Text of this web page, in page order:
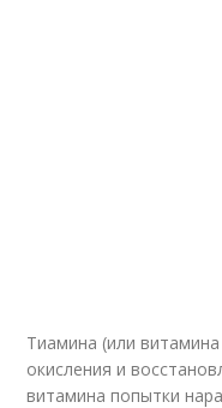
Тиамина (или
окисления и
витамина попытки